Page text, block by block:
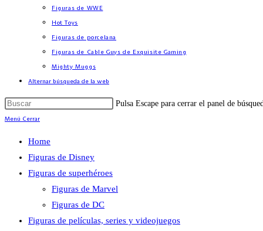
Figuras de WWE
Hot Toys
Figuras de porcelana
Figuras de Cable Guys de Exquisite Gaming
Mighty Muggs
Alternar búsqueda de la web
Pulsa Escape para cerrar el panel de
Menú Cerrar
Home
Figuras de Disney
Figuras de superhéroes
Figuras de Marvel
Figuras de DC
Figuras de películas, series y videojuegos